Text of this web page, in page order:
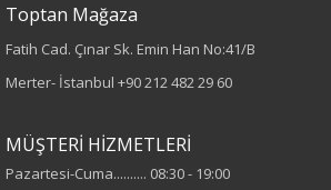
Düz
%100 Polyester
Toptan Mağaza
Fatih Cad. Çınar Sk. Emin Han No:41/B
Merter- İstanbul +90 212 482 29 60
MÜŞTERİ HİZMETLERİ
Pazartesi-Cuma.......... 08:30 - 19:00